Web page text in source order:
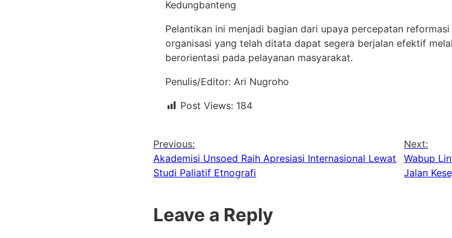
Kedungbanteng
Pelantikan ini menjadi bagian dari upaya percepatan
organisasi yang telah ditata dapat segera berjalan efektif
berorientasi pada pelayanan masyarakat.
Penulis/Editor: Ari Nugroho
Post Views: 184
Previous:
Akademisi Unsoed Raih Apresiasi Internasional Lewat
Studi Paliatif Etnografi
Next:
Wabup
Jalan
Leave a Reply